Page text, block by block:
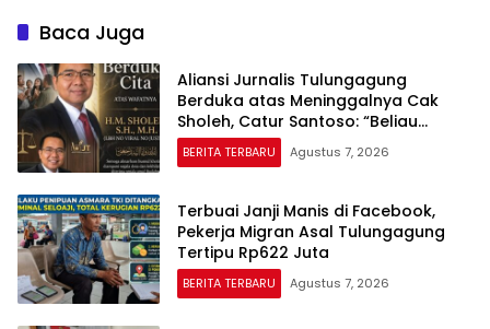
Baca Juga
Aliansi Jurnalis Tulungagung
Berduka atas Meninggalnya Cak
Sholeh, Catur Santoso: “Beliau
Pejuang Keadilan yang Vokal”
BERITA TERBARU Agustus 7, 2026
Terbuai Janji Manis di Facebook,
Pekerja Migran Asal Tulungagung
Tertipu Rp622 Juta
BERITA TERBARU Agustus 7, 2026